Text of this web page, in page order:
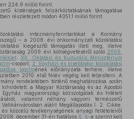
224,9 millió forint,
kistérségek felzárkóztatásának támogatása
részletezett módon 4051,1 millió forint
intézményfenntartókat a Kormány
– a 2008. évi önkormányzati közoktatási
kiegészítő támogatás illeti meg, illetve
2009. évi költségvetéséről szóló 2008.
,
XX. Oktatási és Kulturális Minisztérium
-csoport,
2. Egyházi és kisebbségi közoktatási
jogcímének előirányzata terhére, illetve
2010. első félév végéig kell teljesíteni. A
rendeletében történő meghatározása során
a Magyar Köztársaság és az Apostoli
magyarországi közszolgálati és hitéleti
valamint néhány vagyoni természetű
aláírt Megállapodás I. 2. Cikke,
közcélú tevékenységének anyagi feltételeiről
2008. december 31-én hatályos 6. §-a szerint kell